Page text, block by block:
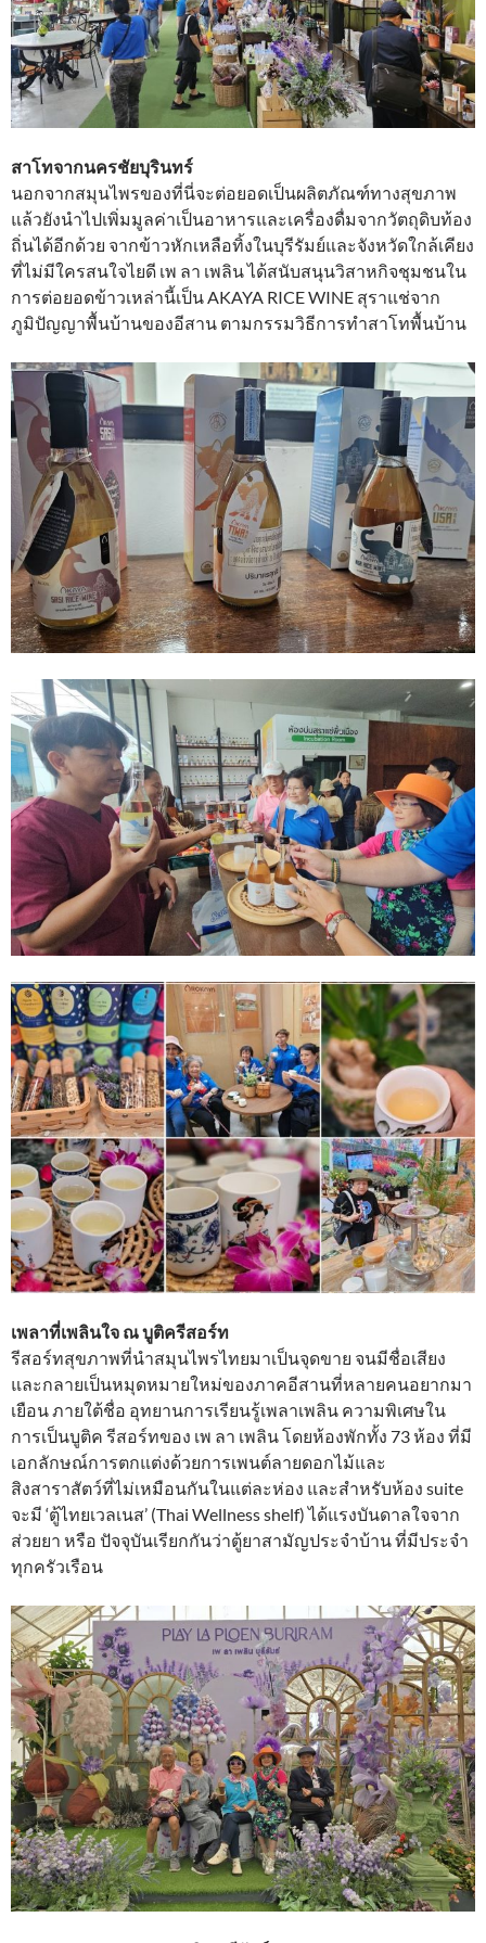
สาโทจากนครชัยบุรินทร์
นอกจากสมุนไพรของที่นี่จะต่อยอดเป็นผลิตภัณฑ์ทางสุขภาพ
แล้วยังนำไปเพิ่มมูลค่าเป็นอาหารและเครื่องดื่มจากวัตถุดิบท้อง
ถิ่นได้อีกด้วย จากข้าวหักเหลือทิ้งในบุรีรัมย์และจังหวัดใกล้เคียง
ที่ไม่มีใครสนใจไยดี เพ ลา เพลิน ได้สนับสนุนวิสาหกิจชุมชนใน
การต่อยอดข้าวเหล่านี้เป็น AKAYA RICE WINE สุราแช่จาก
ภูมิปัญญาพื้นบ้านของอีสาน ตามกรรมวิธีการทำสาโทพื้นบ้าน
เพลาที่เพลินใจ ณ บูติครีสอร์ท
รีสอร์ทสุขภาพที่นำสมุนไพรไทยมาเป็นจุดขาย จนมีชื่อเสียง
และกลายเป็นหมุดหมายใหม่ของภาคอีสานที่หลายคนอยากมา
เยือน ภายใต้ชื่อ อุทยานการเรียนรู้เพลาเพลิน ความพิเศษใน
การเป็นบูติค รีสอร์ทของ เพ ลา เพลิน โดยห้องพักทั้ง 73 ห้อง ที่มี
เอกลักษณ์การตกแต่งด้วยการเพนต์ลายดอกไม้และ
สิงสาราสัตว์ที่ไม่เหมือนกันในแต่ละห่อง และสำหรับห้อง suite
จะมี ‘ตู้ไทยเวลเนส’ (Thai Wellness shelf) ได้แรงบันดาลใจจาก
ส่วยยา หรือ ปัจจุบันเรียกกันว่าตู้ยาสามัญประจำบ้าน ที่มีประจำ
ทุกครัวเรือน